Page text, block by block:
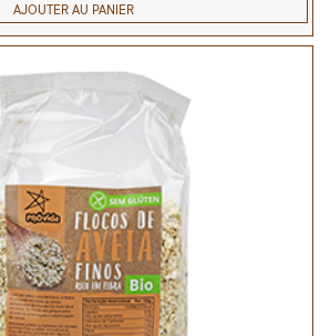
AJOUTER AU PANIER